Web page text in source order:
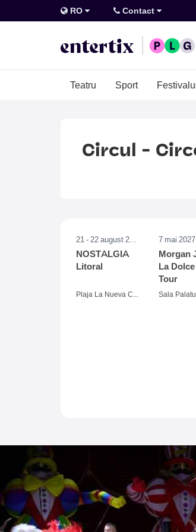
RO Contact
Teatru Sport
Circul -
NOSTALGIA
Litoral
Plaja La Nueva Cucaracha, Mamaia
7 mai 2027
Morgan
La
Tour